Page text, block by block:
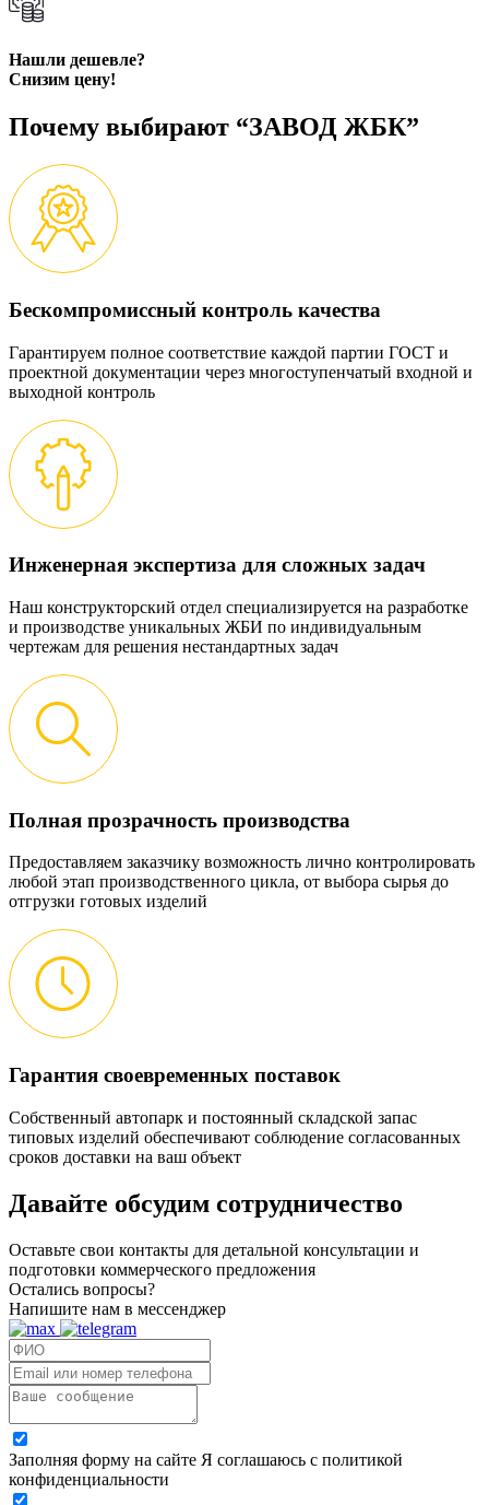
Нашли дешевле?
Снизим цену!
Почему выбирают “ЗАВОД ЖБК”
Бескомпромиссный контроль качества
Гарантируем полное соответствие каждой партии ГОСТ и
проектной документации через многоступенчатый входной и
выходной контроль
Инженерная экспертиза для сложных задач
Наш конструкторский отдел специализируется на разработке
и производстве уникальных ЖБИ по индивидуальным
чертежам для решения нестандартных задач
Полная прозрачность производства
Предоставляем заказчику возможность лично контролировать
любой этап производственного цикла, от выбора сырья до
отгрузки готовых изделий
Гарантия своевременных поставок
Собственный автопарк и постоянный складской запас
типовых изделий обеспечивают соблюдение согласованных
сроков доставки на ваш объект
Давайте обсудим сотрудничество
Оставьте свои контакты для детальной консультации и
подготовки коммерческого предложения
Остались вопросы?
Напишите нам в мессенджер
Заполняя форму на сайте Я соглашаюсь с политикой
конфиденциальности